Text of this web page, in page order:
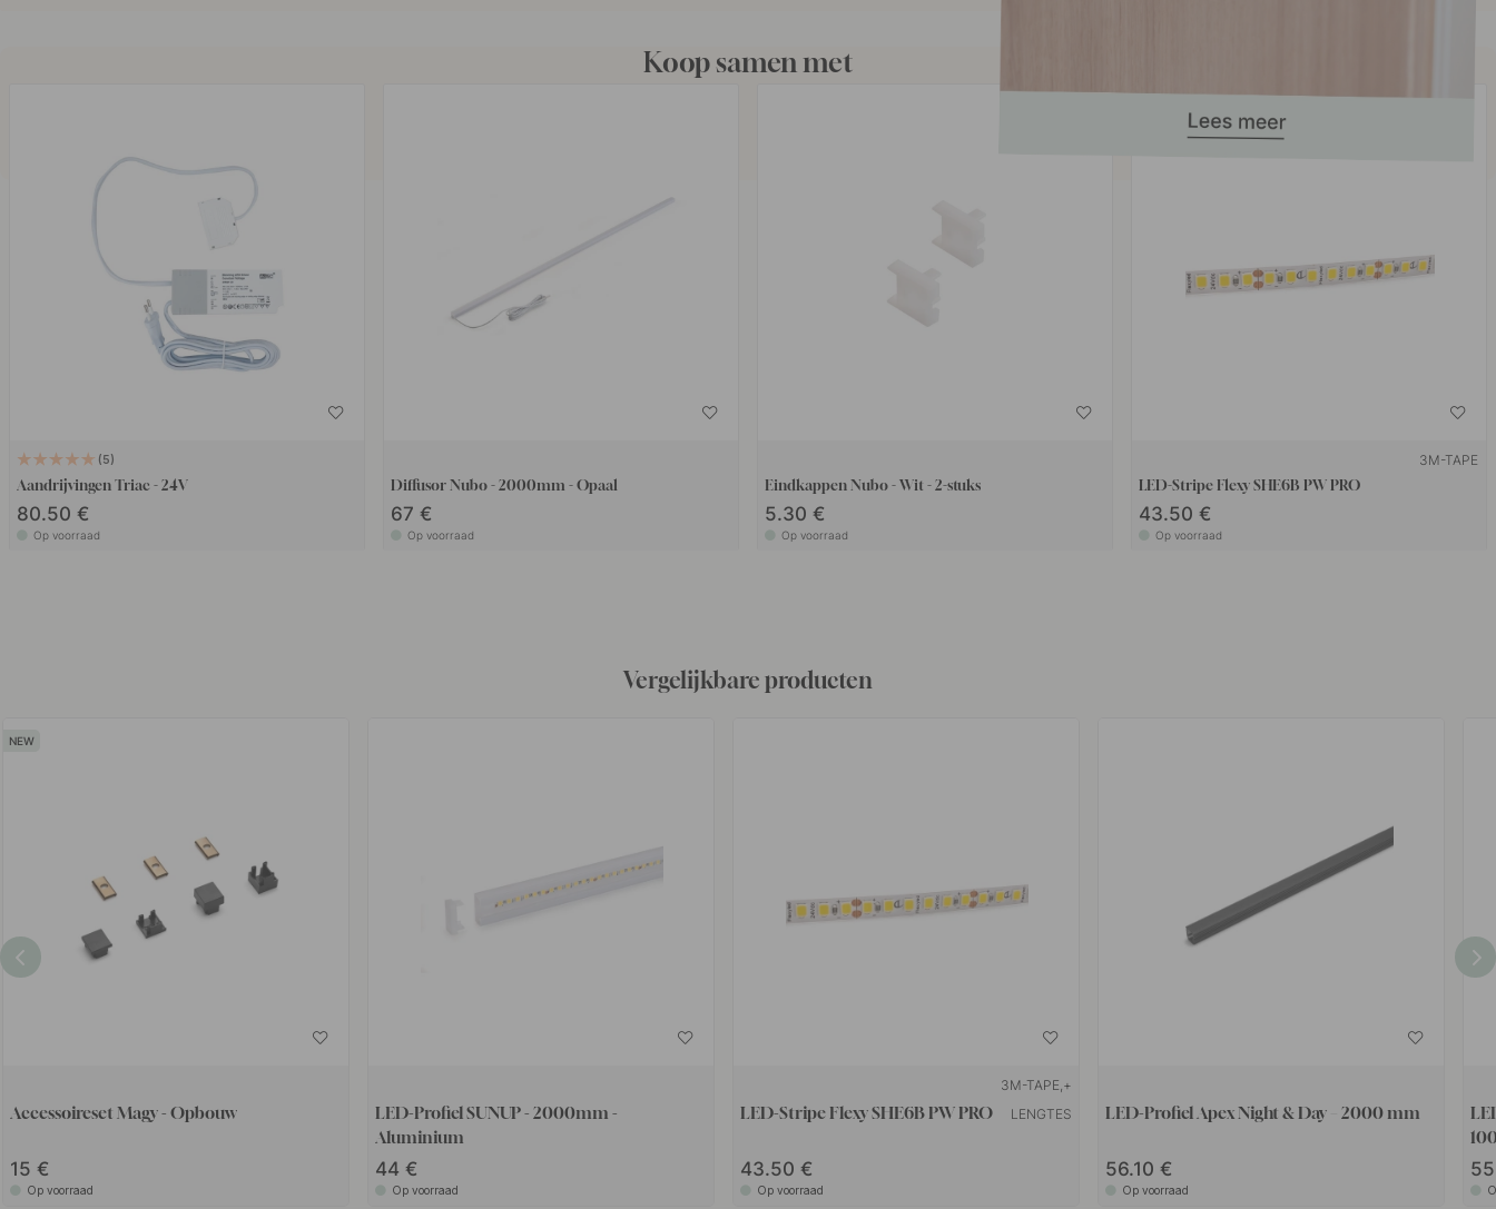
Koop samen met
5
Aandrijvingen Triac - 24V
80.50 €
Op voorraad
Diffusor Nubo - 2000mm - Opaal
67 €
Op voorraad
Eindkappen Nubo - Wit - 2-stuks
5.30 €
Op voorraad
3M-TAPE
LED-Stripe Flexy SHE6B PW PRO
43.50 €
Op voorraad
Vergelijkbare producten
Accessoireset Magy - Opbouw
15
Op voorraad
LED-Profiel SUNUP - 2000mm -
Aluminium
44
Op voorraad
3M-TAPE,+
LENGTES
LED-Stripe Flexy SHE6B PW PRO
43.50
Op voorraad
LED-Profiel Apex Night & Day – 2000 mm
56.10
Op voorraad